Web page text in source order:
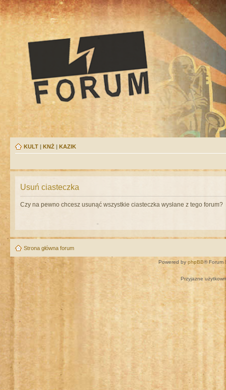
KULT | KNŻ | KAZIK
Usuń ciasteczka
Czy na pewno chcesz usunąć wszystkie ciasteczka wysłane z tego forum?
Strona główna forum
Powered by phpBB® Forum
Przyjazne